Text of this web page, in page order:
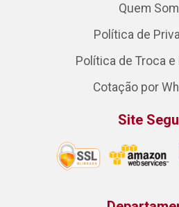
Quem
Política de
Política de Troca
Cotação por
Site